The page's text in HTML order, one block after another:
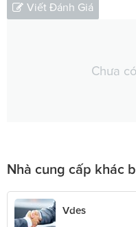
Viết Đánh Giá
Chưa
Nhà cung cấp khác
Vdes